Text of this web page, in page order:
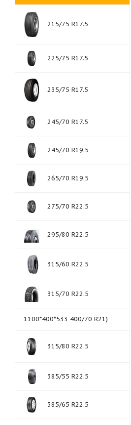
215/75 R17.5
225/75 R17.5
235/75 R17.5
245/70 R17.5
245/70 R19.5
265/70 R19.5
275/70 R22.5
295/80 R22.5
315/60 R22.5
315/70 R22.5
1100*400*533 400/70 R21)
315/80 R22.5
385/55 R22.5
385/65 R22.5